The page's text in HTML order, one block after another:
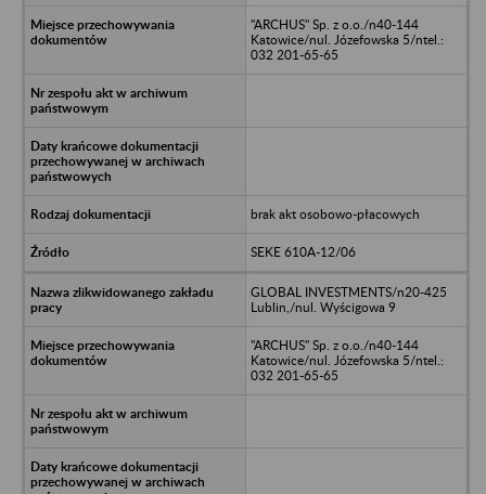
"ARCHUS" Sp. z o.o./n40-144
Katowice/nul. Józefowska 5/ntel.:
032 201-65-65
brak akt osobowo-płacowych
SEKE 610A-12/06
GLOBAL INVESTMENTS/n20-425
Lublin,/nul. Wyścigowa 9
"ARCHUS" Sp. z o.o./n40-144
Katowice/nul. Józefowska 5/ntel.:
032 201-65-65